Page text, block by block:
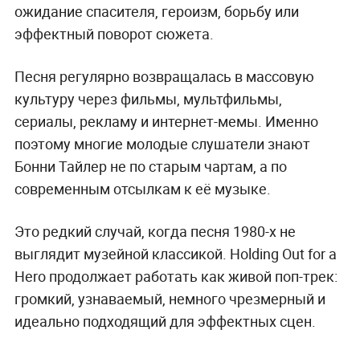
ожидание спасителя, героизм, борьбу или
эффектный поворот сюжета.
Песня регулярно возвращалась в массовую
культуру через фильмы, мультфильмы,
сериалы, рекламу и интернет-мемы. Именно
поэтому многие молодые слушатели знают
Бонни Тайлер не по старым чартам, а по
современным отсылкам к её музыке.
Это редкий случай, когда песня 1980-х не
выглядит музейной классикой. Holding Out for a
Hero продолжает работать как живой поп-трек:
громкий, узнаваемый, немного чрезмерный и
идеально подходящий для эффектных сцен.